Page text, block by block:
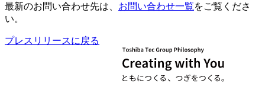
最新のお問い合わせ先は、 お問い合わせ一覧をご覧くださ
い。
プレスリリースに戻る